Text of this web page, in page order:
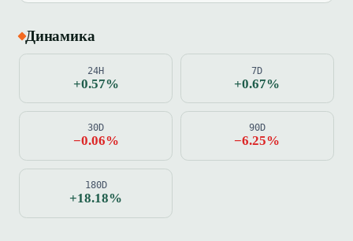
Динамика
24H
+0.57%
7D
+0.67%
30D
−0.06%
90D
−6.25%
180D
+18.18%